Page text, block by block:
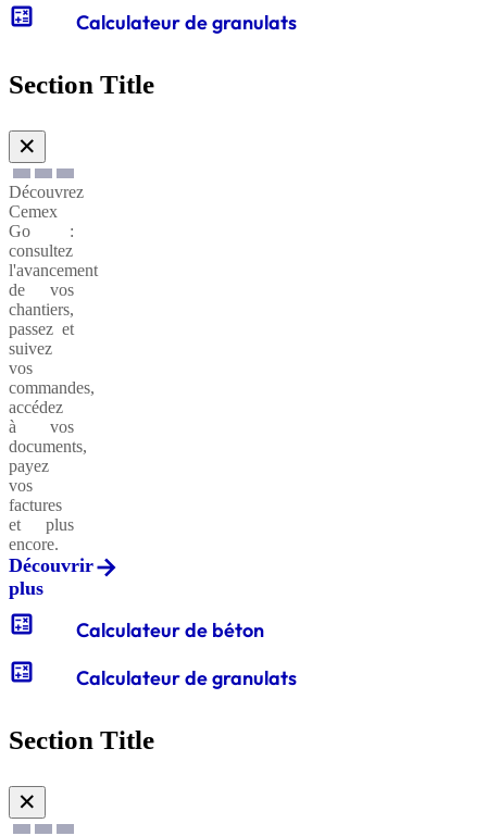
calculate Calculateur de granulats
Section Title
✕
Découvrez
Cemex
Go :
consultez
l'avancement
de vos
chantiers,
passez et
suivez
vos
commandes,
accédez
à vos
documents,
payez
vos
factures
et plus
encore.
Découvrir
plus
calculate Calculateur de béton
calculate Calculateur de granulats
Section Title
✕